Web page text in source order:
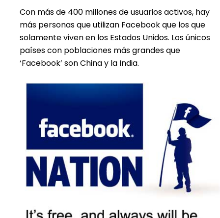
Con más de 400 millones de usuarios activos, hay
más personas que utilizan Facebook que los que
solamente viven en los Estados Unidos. Los únicos
países con poblaciones más grandes que
‘Facebook’ son China y la India.